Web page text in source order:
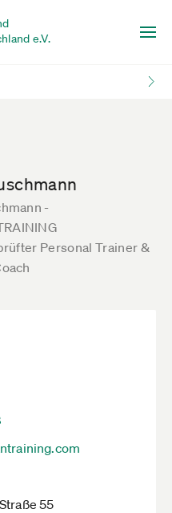
e.V.
-
Personal Trainer &
55